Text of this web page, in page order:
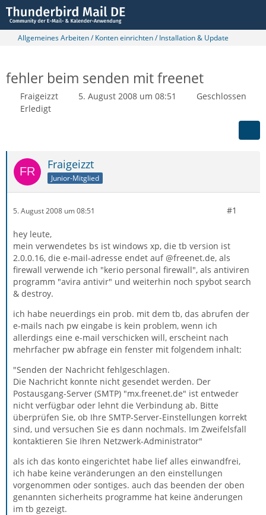
Allgemeines Arbeiten / Konten einrichten / Installation & Update
fehler beim senden mit freenet
Fraigeizzt 5. August 2008 um 08:51
Geschlossen
Erledigt
Fraigeizzt
Junior-Mitglied
5. August 2008 um 08:51 #1
hey leute,
mein verwendetes bs ist windows xp, die tb version ist
2.0.0.16, die e-mail-adresse endet auf @freenet.de, als
firewall verwende ich "kerio personal firewall", als antiviren
programm "avira antivir" und weiterhin noch spybot search
& destroy.
ich habe neuerdings ein prob. mit dem tb, das abrufen der
e-mails nach pw eingabe is kein problem, wenn ich
allerdings eine e-mail verschicken will, erscheint nach
mehrfacher pw abfrage ein fenster mit folgendem inhalt:
"Senden der Nachricht fehlgeschlagen.
Die Nachricht konnte nicht gesendet werden. Der
Postausgang-Server (SMTP) "mx.freenet.de" ist entweder
nicht verfügbar oder lehnt die Verbindung ab. Bitte
überprüfen Sie, ob Ihre SMTP-Server-Einstellungen korrekt
sind, und versuchen Sie es dann nochmals. Im Zweifelsfall
kontaktieren Sie Ihren Netzwerk-Administrator"
als ich das konto eingerichtet habe lief alles einwandfrei,
ich habe keine veränderungen an den einstellungen
vorgenommen oder sontiges. auch das beenden der oben
genannten sicherheits programme hat keine änderungen
im tb gezeigt.